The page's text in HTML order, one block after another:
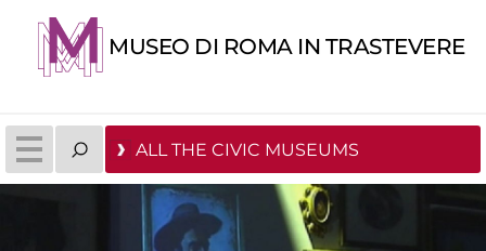
MUSEO DI ROMA IN TRASTEVERE
ALL THE CIVIC MUSEUMS